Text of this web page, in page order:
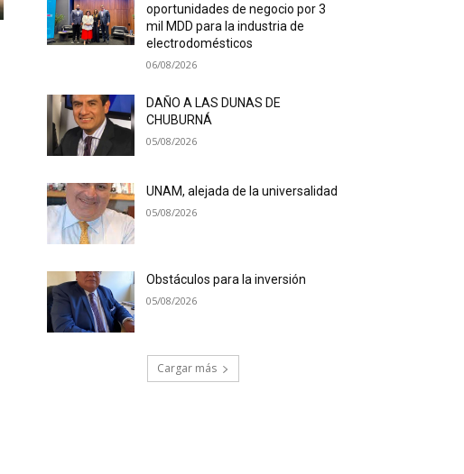
oportunidades de negocio por 3
mil MDD para la industria de
electrodomésticos
06/08/2026
DAÑO A LAS DUNAS DE
CHUBURNÁ
05/08/2026
UNAM, alejada de la universalidad
05/08/2026
Obstáculos para la inversión
05/08/2026
Cargar más